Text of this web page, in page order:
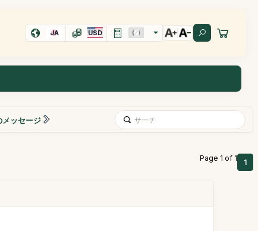
JA USD
メッセージ
Page 1 of 1 1